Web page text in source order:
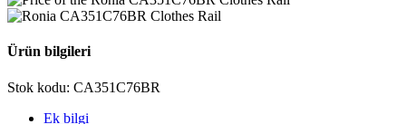
Ürün bilgileri
Stok kodu: CA351C76BR
Ek bilgi